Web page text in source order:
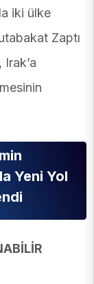
iki ülke
Zaptı
Yeni Yol